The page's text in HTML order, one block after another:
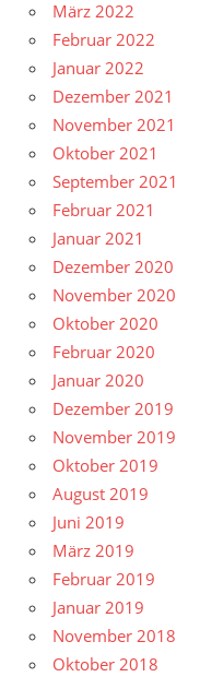
März 2022
Februar 2022
Januar 2022
Dezember 2021
November 2021
Oktober 2021
September 2021
Februar 2021
Januar 2021
Dezember 2020
November 2020
Oktober 2020
Februar 2020
Januar 2020
Dezember 2019
November 2019
Oktober 2019
August 2019
Juni 2019
März 2019
Februar 2019
Januar 2019
November 2018
Oktober 2018